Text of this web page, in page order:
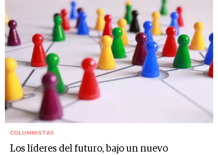
COLUMNISTAS
Los líderes del futuro, bajo un nuevo